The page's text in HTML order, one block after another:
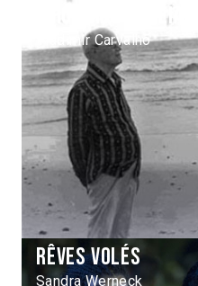
O homem de areia
Vladimir Carvalho
Rêves volés
Sandra Werneck